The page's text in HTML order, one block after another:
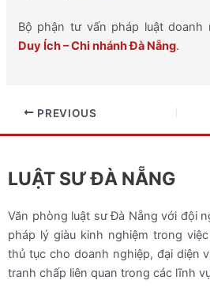
Bộ phận tư vấn pháp luật doanh
Duy Ích – Chi nhánh Đà Nẵng.
PREVIOUS
LUẬT SƯ ĐÀ NẴNG
Văn phòng luật sư Đà Nẵng với đội
pháp lý giàu kinh nghiệm trong
thủ tục cho doanh nghiệp, đại diện
tranh chấp liên quan trong các lĩnh